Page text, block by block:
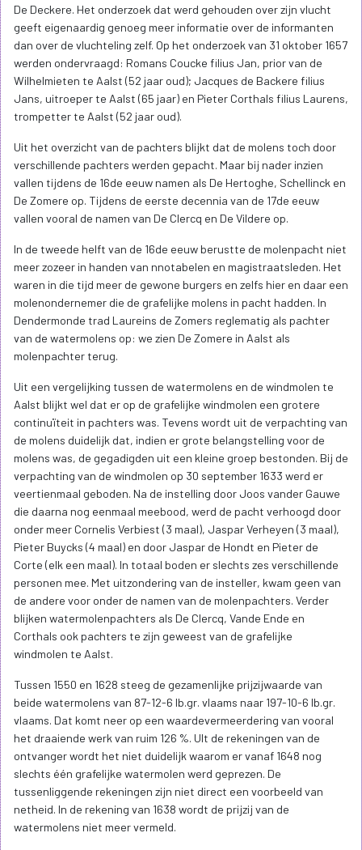
De Deckere. Het onderzoek dat werd gehouden over zijn vlucht
geeft eigenaardig genoeg meer informatie over de informanten
dan over de vluchteling zelf. Op het onderzoek van 31 oktober 1657
werden ondervraagd: Romans Coucke filius Jan, prior van de
Wilhelmieten te Aalst (52 jaar oud); Jacques de Backere filius
Jans, uitroeper te Aalst (65 jaar) en Pieter Corthals filius Laurens,
trompetter te Aalst (52 jaar oud).
Uit het overzicht van de pachters blijkt dat de molens toch door
verschillende pachters werden gepacht. Maar bij nader inzien
vallen tijdens de 16de eeuw namen als De Hertoghe, Schellinck en
De Zomere op. Tijdens de eerste decennia van de 17de eeuw
vallen vooral de namen van De Clercq en De Vildere op.
In de tweede helft van de 16de eeuw berustte de molenpacht niet
meer zozeer in handen van nnotabelen en magistraatsleden. Het
waren in die tijd meer de gewone burgers en zelfs hier en daar een
molenondernemer die de grafelijke molens in pacht hadden. In
Dendermonde trad Laureins de Zomers reglematig als pachter
van de watermolens op: we zien De Zomere in Aalst als
molenpachter terug.
Uit een vergelijking tussen de watermolens en de windmolen te
Aalst blijkt wel dat er op de grafelijke windmolen een grotere
continuïteit in pachters was. Tevens wordt uit de verpachting van
de molens duidelijk dat, indien er grote belangstelling voor de
molens was, de gegadigden uit een kleine groep bestonden. Bij de
verpachting van de windmolen op 30 september 1633 werd er
veertienmaal geboden. Na de instelling door Joos vander Gauwe
die daarna nog eenmaal meebood, werd de pacht verhoogd door
onder meer Cornelis Verbiest (3 maal), Jaspar Verheyen (3 maal),
Pieter Buycks (4 maal) en door Jaspar de Hondt en Pieter de
Corte (elk een maal). In totaal boden er slechts zes verschillende
personen mee. Met uitzondering van de insteller, kwam geen van
de andere voor onder de namen van de molenpachters. Verder
blijken watermolenpachters als De Clercq, Vande Ende en
Corthals ook pachters te zijn geweest van de grafelijke
windmolen te Aalst.
Tussen 1550 en 1628 steeg de gezamenlijke prijzijwaarde van
beide watermolens van 87-12-6 lb.gr. vlaams naar 197-10-6 lb.gr.
vlaams. Dat komt neer op een waardevermeerdering van vooral
het draaiende werk van ruim 126 %. UIt de rekeningen van de
ontvanger wordt het niet duidelijk waarom er vanaf 1648 nog
slechts één grafelijke watermolen werd geprezen. De
tussenliggende rekeningen zijn niet direct een voorbeeld van
netheid. In de rekening van 1638 wordt de prijzij van de
watermolens niet meer vermeld.